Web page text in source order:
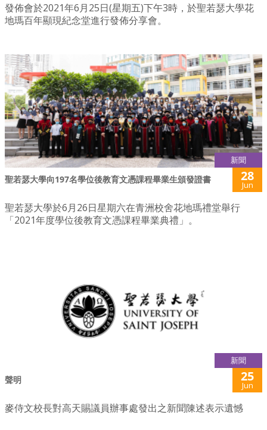
發佈會於2021年6月25日(星期五)下午3時，於聖若瑟大學花
地瑪百年顯現紀念堂進行發佈分享會。
新聞
聖若瑟大學向197名學位後教育文憑課程畢業生頒發證書 28
Jun
聖若瑟大學於6月26日星期六在青洲校舍花地瑪禮堂舉行
「2021年度學位後教育文憑課程畢業典禮」。
新聞
聲明 25
Jun
麥侍文校長對高天賜議員辦事處發出之新聞陳述表示遺憾